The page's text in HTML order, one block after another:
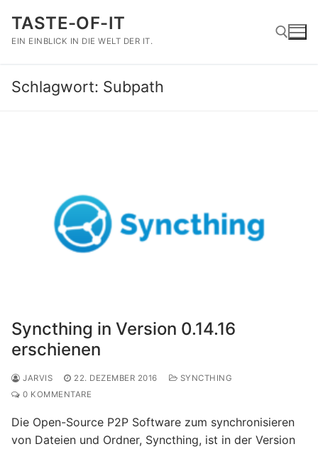
Inhalt
springen
TASTE-OF-IT
EIN EINBLICK IN DIE WELT DER IT.
Suchen nach:
Schlagwort: Subpath
Syncthing in Version 0.14.16
erschienen
JARVIS 22. DEZEMBER 2016
SYNCTHING
0 KOMMENTARE
Die Open-Source P2P Software zum synchronisieren
von Dateien und Ordner, Syncthing, ist in der Version